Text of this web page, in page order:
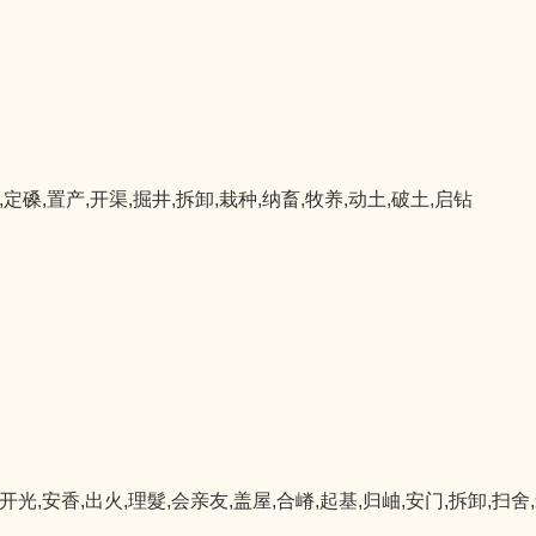
磉,置产,开渠,掘井,拆卸,栽种,纳畜,牧养,动土,破土,启钻
光,安香,出火,理髮,会亲友,盖屋,合嵴,起基,归岫,安门,拆卸,扫舍